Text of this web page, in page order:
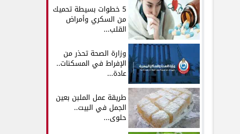
5 خطوات بسيطة تحميك
من السكري وأمراض
القلب...
وزارة الصحة تحذر من
الإفراط في المسكنات..
عادة...
طريقة عمل الملبن بعين
الجمل في البيت..
حلوى...